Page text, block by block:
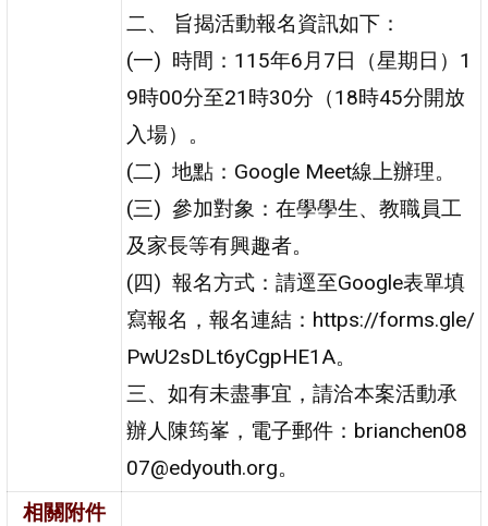
二、 旨揭活動報名資訊如下：
(一) 時間：115年6月7日（星期日）1
9時00分至21時30分（18時45分開放
入場）。
(二) 地點：Google Meet線上辦理。
(三) 參加對象：在學學生、教職員工
及家長等有興趣者。
(四) 報名方式：請逕至Google表單填
寫報名，報名連結：https://forms.gle/
PwU2sDLt6yCgpHE1A。
三、如有未盡事宜，請洽本案活動承
辦人陳筠峯，電子郵件：brianchen08
07@edyouth.org。
相關附件